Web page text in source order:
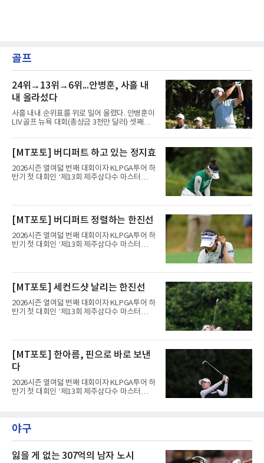
골프
24위→13위→6위...안병훈, 사흘 내
내 올라섰다
사흘 내내 순위표를 위로 밀어 올렸다. 안병훈이
LIV 골프 뉴욕 대회(총상금 3천만 달러) 셋째날
일(한국시간) 미국 뉴저지주 베드민스터의 트럼
프 내셔널 골프 클럽 베드민스터(파71)에서 열
린 3라운드에서 보기 1개만 적고 버디 4개를 잡
아 3언더파 68타를 쳤다. 중간 합계 5언더파 208
타로 공동 6위에 올라섰다.정상과는 거리가 있
타를 줄여 중간 합계 3언더파 210타로 공동 10
[MT포토] 버디퍼트 하고 있는 정지효
2026시즌 열여덟 번째 대회이자 KLPGA투어 하
반기 첫 대회인 ‘제13회 제주삼다수 마스터
트(파72/6,767야드)에서 열리고 있다.8일 현재
3라운드 경기가 펼쳐지고 있다.정지효가 1번 홀
에서 경기하고 있다.
[MT포토] 버디퍼트 정렬하는 한진선
2026시즌 열여덟 번째 대회이자 KLPGA투어 하
반기 첫 대회인 ‘제13회 제주삼다수 마스터
트(파72/6,767야드)에서 열리고 있다.8일 현재
3라운드 경기가 펼쳐지고 있다.한진선이 1번 홀
에서 경기하고 있다.
[MT포토] 세컨드샷 날리는 한진선
2026시즌 열여덟 번째 대회이자 KLPGA투어 하
반기 첫 대회인 ‘제13회 제주삼다수 마스터
트(파72/6,767야드)에서 열리고 있다.8일 현재
3라운드 경기가 펼쳐지고 있다.한진선이 1번 홀
에서 경기하고 있다.
[MT포토] 한아름, 핀으로 바로 보낸
다
2026시즌 열여덟 번째 대회이자 KLPGA투어 하
반기 첫 대회인 ‘제13회 제주삼다수 마스터
3라운드 경기가 펼쳐지고 있다.한아름이 1번 홀
에서 경기하고 있다.
야구
잃을 게 없는 307억의 남자 노시